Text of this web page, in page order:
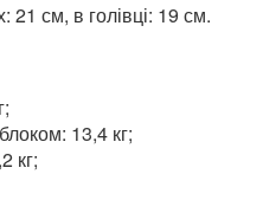
21 см, в голівці: 19 см.
13,4 кг;
кг;